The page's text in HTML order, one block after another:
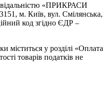
«ПРИКРАСИ
м. Київ, вул. Смілянська,
код згідно ЄДР –
міститься у розділі «Оплата
товарів податків не